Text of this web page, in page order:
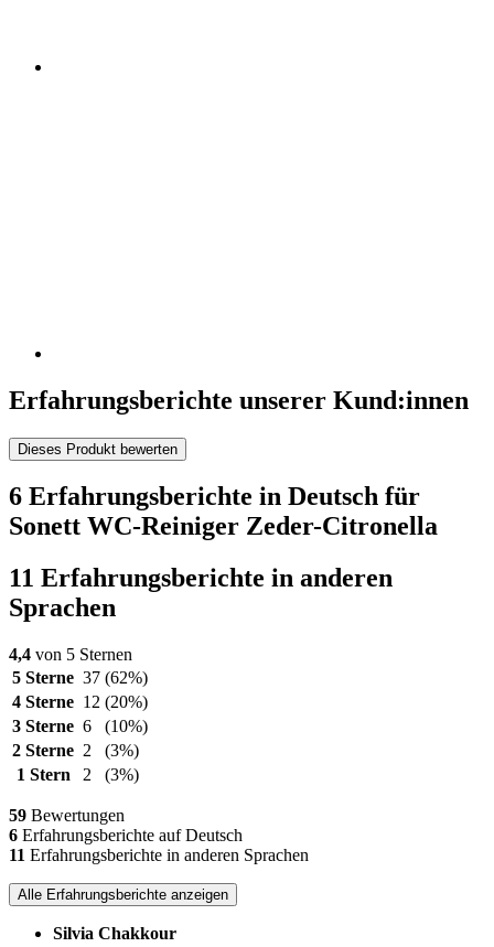
Erfahrungsberichte unserer Kund:innen
Dieses Produkt bewerten
6 Erfahrungsberichte in Deutsch für
Sonett WC-Reiniger Zeder-Citronella
11 Erfahrungsberichte in anderen
Sprachen
4,4 von 5 Sternen
5 Sterne 37 (62%)
4 Sterne 12 (20%)
3 Sterne 6
(10%)
2 Sterne 2
(3%)
1 Stern
2 (3%)
59 Bewertungen
6 Erfahrungsberichte auf Deutsch
11 Erfahrungsberichte in anderen Sprachen
Alle Erfahrungsberichte anzeigen
Silvia Chakkour